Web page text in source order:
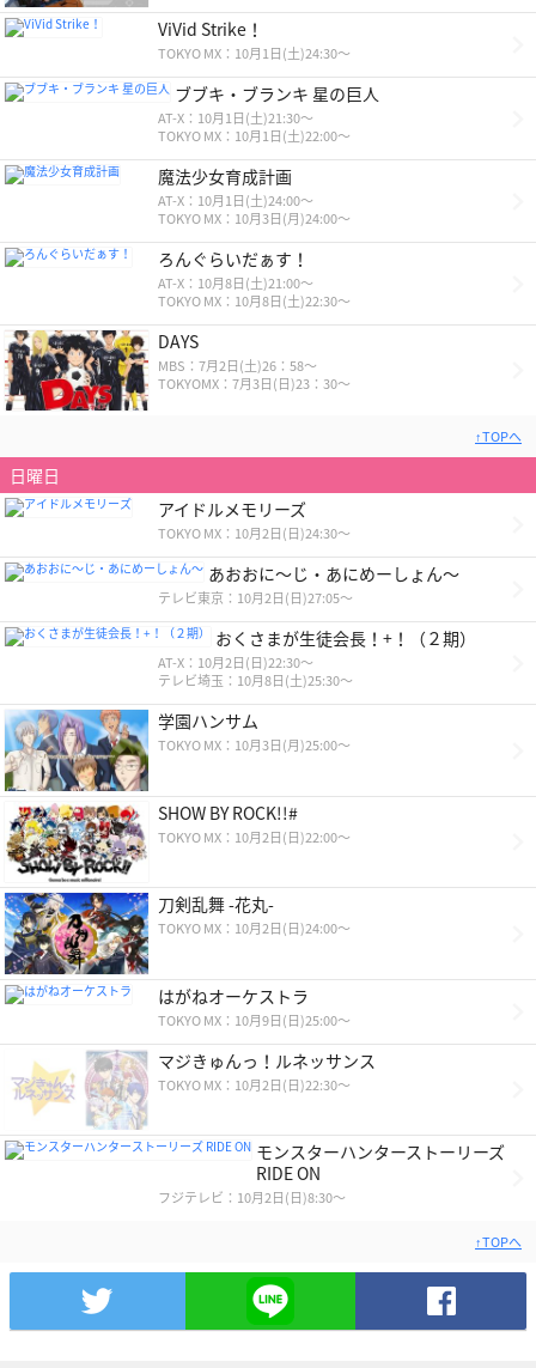
ViVid Strike！
TOKYO MX：10月1日(土)24:30～
ブブキ・ブランキ 星の巨人
AT-X：10月1日(土)21:30～
TOKYO MX：10月1日(土)22:00～
魔法少女育成計画
AT-X：10月1日(土)24:00～
TOKYO MX：10月3日(月)24:00～
ろんぐらいだぁす！
AT-X：10月8日(土)21:00～
TOKYO MX：10月8日(土)22:30～
DAYS
MBS：7月2日(土)26：58〜
TOKYOMX：7月3日(日)23：30〜
↑TOPへ
日曜日
アイドルメモリーズ
TOKYO MX：10月2日(日)24:30～
あおおに～じ・あにめーしょん～
テレビ東京：10月2日(日)27:05〜
おくさまが生徒会長！+！（２期）
AT-X：10月2日(日)22:30～
テレビ埼玉：10月8日(土)25:30～
学園ハンサム
TOKYO MX：10月3日(月)25:00～
SHOW BY ROCK!!#
TOKYO MX：10月2日(日)22:00～
刀剣乱舞 -花丸-
TOKYO MX：10月2日(日)24:00～
はがねオーケストラ
TOKYO MX：10月9日(日)25:00～
マジきゅんっ！ルネッサンス
TOKYO MX：10月2日(日)22:30～
モンスターハンターストーリーズ
RIDE ON
フジテレビ：10月2日(日)8:30～
↑TOPへ